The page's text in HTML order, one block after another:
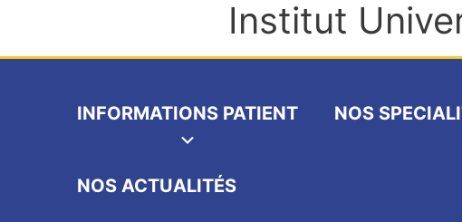
Institut
INFORMATIONS PATIENT NOS
NOS ACTUALITÉS